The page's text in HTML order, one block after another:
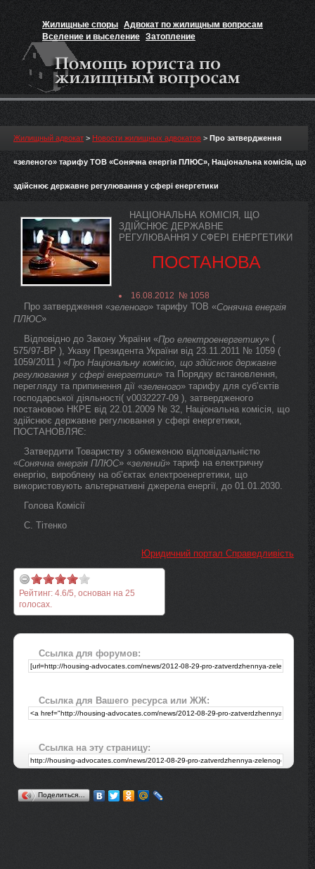
Жилищные споры Адвокат по жилищным вопросам
Вселение и выселение Затопление
Признание прав на жильё
Жилищный адвокат > Новости жилищных адвокатов > Про затвердження
«зеленого» тарифу ТОВ «Сонячна енергія ПЛЮС», Національна комісія, що
здійснює державне регулювання у сфері енергетики
НАЦІОНАЛЬНА КОМІСІЯ, ЩО
ЗДІЙСНЮЄ ДЕРЖАВНЕ
РЕГУЛЮВАННЯ У СФЕРІ ЕНЕРГЕТИКИ
ПОСТАНОВА
16.08.2012 № 1058
Про затвердження «зеленого» тарифу ТОВ «Сонячна енергія
ПЛЮС»
Відповідно до Закону України «Про електроенергетику» (
575/97-ВР ), Указу Президента України від 23.11.2011 № 1059 (
1059/2011 ) «Про Національну комісію, що здійснює державне
регулювання у сфері енергетики» та Порядку встановлення,
перегляду та припинення дії «зеленого» тарифу для суб’єктів
господарської діяльності( v0032227-09 ), затвердженого
постановою НКРЕ від 22.01.2009 № 32, Національна комісія, що
здійснює державне регулювання у сфері енергетики,
ПОСТАНОВЛЯЄ:
Затвердити Товариству з обмеженою відповідальністю
«Сонячна енергія ПЛЮС» «зелений» тариф на електричну
енергію, вироблену на об’єктах електроенергетики, що
використовують альтернативні джерела енергії, до 01.01.2030.
Голова Комісії
С. Тітенко
Юридичний портал Справедливість
Рейтинг: 4.6/5, основан на 25
голосах.
Ссылка для форумов:
Ссылка для Вашего ресурса или ЖЖ:
Ссылка на эту страницу:
Поделиться…